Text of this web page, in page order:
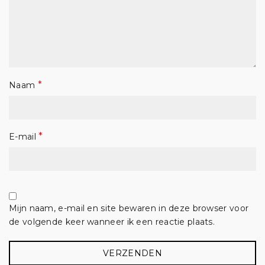
Naam *
E-mail*
Mijn naam, e-mail en site bewaren in deze browser voor
de volgende keer wanneer ik een reactie plaats.